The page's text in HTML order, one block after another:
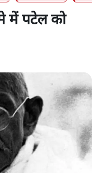
में पटेल को